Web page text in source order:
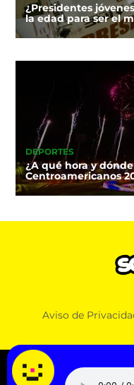
¿Presidentes
la edad para ser el
DEPORTES
¿A qué hora y
Centroamericanos
Aviso de
© 2026 SOPITAS.COM -